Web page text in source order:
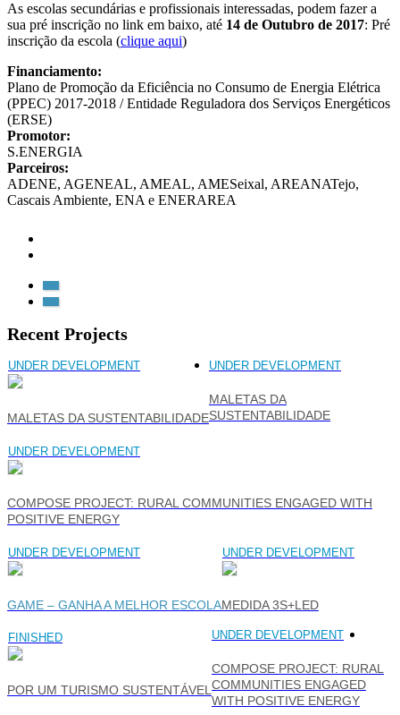
As escolas secundárias e profissionais interessadas, podem fazer a
sua pré inscrição no link em baixo, até 14 de Outubro de 2017: Pré
inscrição da escola (clique aqui)
Financiamento:
Plano de Promoção da Eficiência no Consumo de Energia Elétrica
(PPEC) 2017-2018 / Entidade Reguladora dos Serviços Energéticos
(ERSE)
Promotor:
S.ENERGIA
Parceiros:
ADENE, AGENEAL, AMEAL, AMESeixal, AREANATejo,
Cascais Ambiente, ENA e ENERAREA
Recent Projects
UNDER DEVELOPMENT
MALETAS DA SUSTENTABILIDADE
UNDER DEVELOPMENT
COMPOSE PROJECT: RURAL COMMUNITIES ENGAGED WITH
POSITIVE ENERGY
UNDER DEVELOPMENT
GAME – GANHA A MELHOR ESCOLA
UNDER DEVELOPMENT
MEDIDA 3S+LED
FINISHED
POR UM TURISMO SUSTENTÁVEL
UNDER DEVELOPMENT
MALETAS DA
SUSTENTABILIDADE
UNDER DEVELOPMENT
COMPOSE PROJECT: RURAL
COMMUNITIES ENGAGED
WITH POSITIVE ENERGY